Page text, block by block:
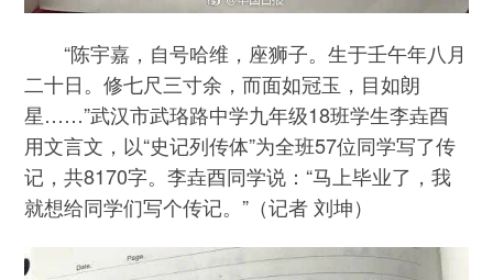
“陈宇嘉，自号哈维，座狮子。生于壬午年八月
二十日。修七尺三寸余，而面如冠玉，目如朗
星……”武汉市武珞路中学九年级18班学生李垚酉
用文言文，以“史记列传体”为全班57位同学写了传
记，共8170字。李垚酉同学说：“马上毕业了，我
就想给同学们写个传记。”（记者 刘坤）